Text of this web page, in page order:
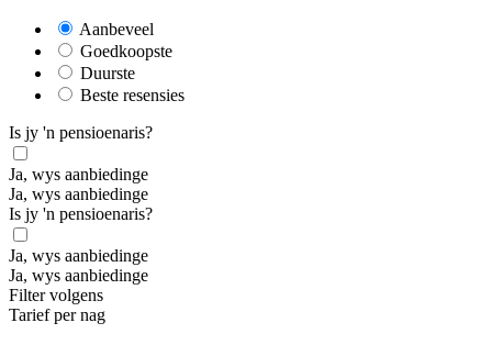
Aanbeveel
Goedkoopste
Duurste
Beste resensies
Is jy 'n pensioenaris?
Ja, wys aanbiedinge
Ja, wys aanbiedinge
Is jy 'n pensioenaris?
Ja, wys aanbiedinge
Ja, wys aanbiedinge
Filter volgens
Tarief per nag